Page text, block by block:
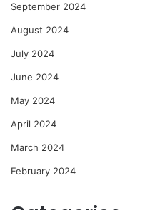
September 2024
August 2024
July 2024
June 2024
May 2024
April 2024
March 2024
February 2024